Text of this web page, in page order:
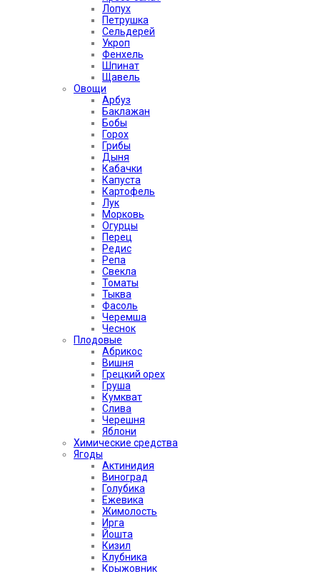
Лопух
Петрушка
Сельдерей
Укроп
Фенхель
Шпинат
Щавель
Овощи
Арбуз
Баклажан
Бобы
Горох
Грибы
Дыня
Кабачки
Капуста
Картофель
Лук
Морковь
Огурцы
Перец
Редис
Репа
Свекла
Томаты
Тыква
Фасоль
Черемша
Чеснок
Плодовые
Абрикос
Вишня
Грецкий орех
Груша
Кумкват
Слива
Черешня
Яблони
Химические средства
Ягоды
Актинидия
Виноград
Голубика
Ежевика
Жимолость
Ирга
Йошта
Кизил
Клубника
Крыжовник